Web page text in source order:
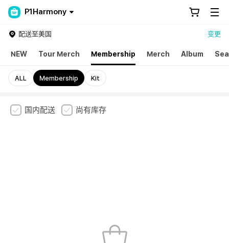
P1Harmony
配送至美国 变更
NEW Tour Merch Membership Merch Album
ALL Membership Kit
国内配送 尚有库存